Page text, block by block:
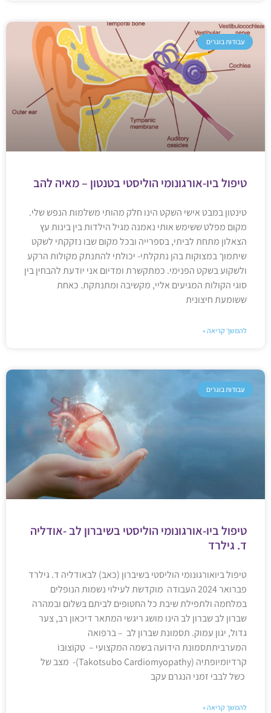
עבודות בוגרים
טיפול ביו-אורגונומי הוליסטי בטנטון – מאיה להב
טינטון במבט אישי השקט הינו חלק מהותי משלמות הנפש שלי.
מקום מפלט ששימש אותי נאמנה מגיל הילדות בין בינות עץ
הצאלון מתחת לביתי, בספרייה ובכל מקום שבו נזקקתי לשקט
שיתמוך במצוקות בהן נתקלתי- יכולתי להתנתק מקולות הרקע
ולשקוע בשקט הפנימי. כמתקשרת ומדיום אני יודעת להבחין בין
סוגי הקולות המגיעים אליי, מקשיבה ומתנתקת. כאחת
ששומעת חיצונית
להמשך קריאה »
עבודות בוגרים
טיפול ביו-אורגונומי הוליסטי בשיברון לב -אודליה
ד. גילרד
טיפול ביואורגונומי הוליסטי בשיברון (כאב) לבאודליה ד. גילרד
פברואר 2024 העבודה מוקדשת לעילוי נשמות הנופלים
במלחמה ולתפילת שיבת כל החטופים לביתם בשלום ובמהרה
שברון לב שברון לב הינו מושג ריגשי המתאר דיכאון רב, צער
גדול, יגון עמוק. תסמונת שברון לב – ברפואה
המערביתתסמונת הידועה בשמה המקצועי – טַקוֹצוּבּוֹ
קרדיומיופתיה (Takotsubo Cardiomyopathy)- מצב של
כשל לבבי זמני הנגרם עקב
להמשך קריאה »